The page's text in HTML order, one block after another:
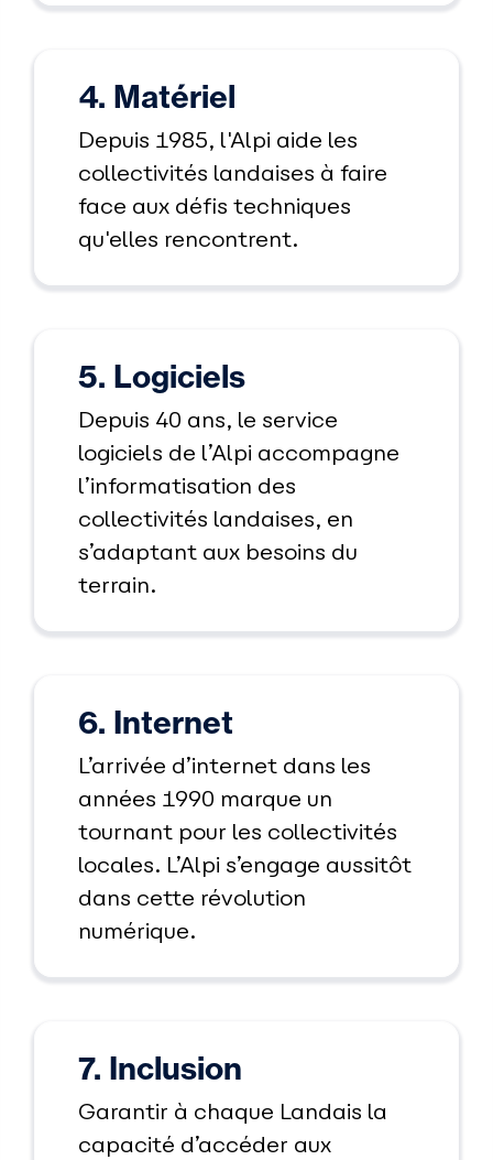
4. Matériel
Depuis 1985, l'Alpi aide les
collectivités landaises à faire
face aux défis techniques
qu'elles rencontrent.
5. Logiciels
Depuis 40 ans, le service
logiciels de l’Alpi accompagne
l’informatisation des
collectivités landaises, en
s’adaptant aux besoins du
terrain.
6. Internet
L’arrivée d’internet dans les
années 1990 marque un
tournant pour les collectivités
locales. L’Alpi s’engage aussitôt
dans cette révolution
numérique.
7. Inclusion
Garantir à chaque Landais la
capacité d’accéder aux